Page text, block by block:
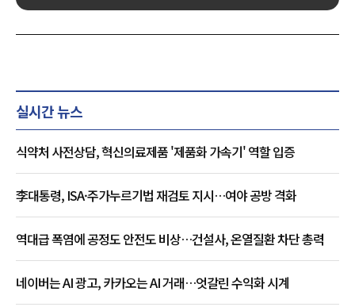
실시간 뉴스
식약처 사전상담, 혁신의료제품 '제품화 가속기' 역할 입증
李대통령, ISA·주가누르기법 재검토 지시…여야 공방 격화
역대급 폭염에 공정도 안전도 비상…건설사, 온열질환 차단 총력
네이버는 AI 광고, 카카오는 AI 거래…엇갈린 수익화 시계